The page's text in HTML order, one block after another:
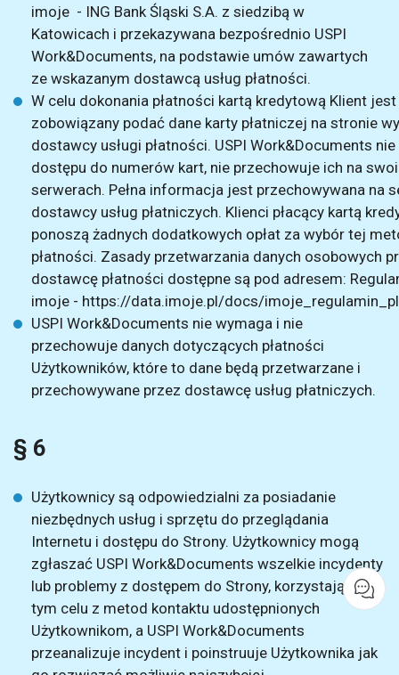
imoje - ING Bank Śląski S.A. z siedzibą w
Katowicach i przekazywana bezpośrednio USPI
Work&Documents, na podstawie umów zawartych
ze wskazanym dostawcą usług płatności.
W celu dokonania płatności kartą kredytową Klient jest
zobowiązany podać dane karty płatniczej na stronie
dostawcy usługi płatności. USPI Work&Documents
dostępu do numerów kart, nie przechowuje ich na
serwerach. Pełna informacja jest przechowywana na
dostawcy usług płatniczych. Klienci płacący kartą
ponoszą żadnych dodatkowych opłat za wybór tej
płatności. Zasady przetwarzania danych osobowych
dostawcę płatności dostępne są pod adresem:
imoje - https://data.imoje.pl/docs/
USPI Work&Documents nie wymaga i nie
przechowuje danych dotyczących płatności
Użytkowników, które to dane będą przetwarzane i
przechowywane przez dostawcę usług płatniczych.
§ 6
Użytkownicy są odpowiedzialni za posiadanie
niezbędnych usług i sprzętu do przeglądania
Internetu i dostępu do Strony. Użytkownicy mogą
zgłaszać USPI Work&Documents wszelkie incydenty
lub problemy z dostępem do Strony, korzystając w
tym celu z metod kontaktu udostępnionych
Użytkownikom, a USPI Work&Documents
przeanalizuje incydent i poinstruuje Użytkownika jak